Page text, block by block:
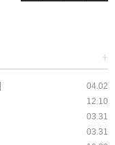
+
04.02
12.10
03.31
03.31